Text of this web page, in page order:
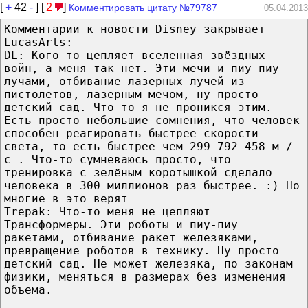
[+ 42 - ] [ 2 ] Комментировать цитату №79787 05.04.2013
Комментарии к новости Disney закрывает
LucasArts:
DL: Кого-то цепляет вселенная звёздных
войн, а меня так нет. Эти мечи и пиу-пиу
лучами, отбивание лазерных лучей из
пистолетов, лазерным мечом, ну просто
детский сад. Что-то я не проникся этим.
Есть просто небольшие сомнения, что человек
способен реагировать быстрее скорости
света, то есть быстрее чем 299 792 458 м /
с . Что-то сумневаюсь просто, что
тренировка с зелёным коротышкой сделало
человека в 300 миллионов раз быстрее. :) Но
многие в это верят
Trepak: Что-то меня не цепляют
Трансформеры. Эти роботы и пиу-пиу
ракетами, отбивание ракет железяками,
превращение роботов в технику. Ну просто
детский сад. Не может железяка, по законам
физики, меняться в размерах без изменения
объема.